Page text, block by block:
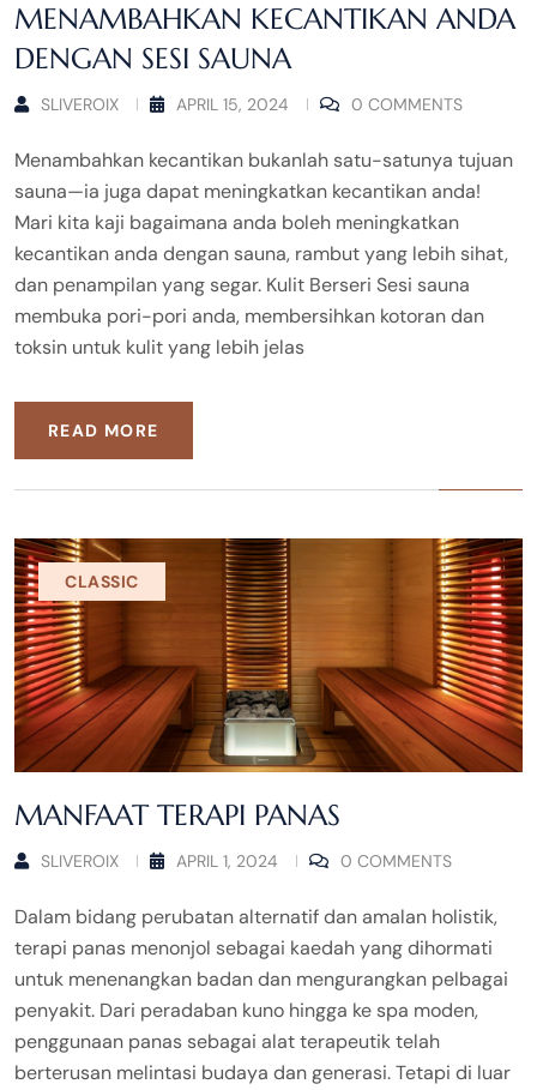
MENAMBAHKAN KECANTIKAN ANDA
DENGAN SESI SAUNA
SLIVEROIX APRIL 15, 2024 0 COMMENTS
Menambahkan kecantikan bukanlah satu-satunya tujuan
sauna—ia juga dapat meningkatkan kecantikan anda!
Mari kita kaji bagaimana anda boleh meningkatkan
kecantikan anda dengan sauna, rambut yang lebih sihat,
dan penampilan yang segar. Kulit Berseri Sesi sauna
membuka pori-pori anda, membersihkan kotoran dan
toksin untuk kulit yang lebih jelas
READ MORE
CLASSIC
MANFAAT TERAPI PANAS
SLIVEROIX APRIL 1, 2024 0 COMMENTS
Dalam bidang perubatan alternatif dan amalan holistik,
terapi panas menonjol sebagai kaedah yang dihormati
untuk menenangkan badan dan mengurangkan pelbagai
penyakit. Dari peradaban kuno hingga ke spa moden,
penggunaan panas sebagai alat terapeutik telah
berterusan melintasi budaya dan generasi. Tetapi di luar